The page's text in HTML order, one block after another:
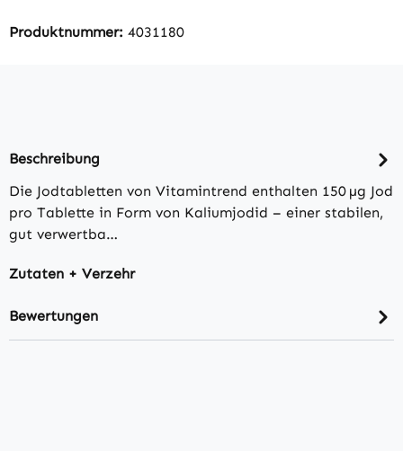
Produktnummer: 4031180
Beschreibung
Die Jodtabletten von Vitamintrend enthalten 150 µg Jod
pro Tablette in Form von Kaliumjodid – einer stabilen,
gut verwertba…
Zutaten + Verzehr
Bewertungen